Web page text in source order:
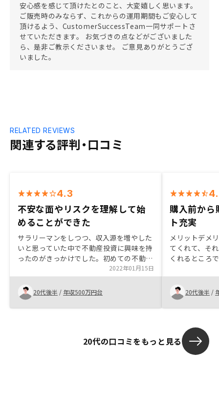
安心感を感じて頂けたとのこと、大変嬉しく思います。
ご販売時のみならず、これからの運用期間もご安心して
頂けるよう、CustomerSuccessTeam一同サポートさ
せていただきます。 お気づきの点などがございました
ら、是非ご教示くださいませ。 ご意見ありがとうござ
いました。
関連する評判・口コミ
RELATED REVIEWS
4.3
不安な面やリスクを理解して始
めることができた
サラリーマンをしつつ、収入源を増やした
いと思っていた中で不動産投資に興味を持
ったのがきっかけでした。初めての不動産
投資でしたが、担当の方の丁寧な説明を聞
き、不安な面やリスクを理解して始めるこ
とができました。
2022年01月15日
20代後半 / 年収500万円台
購入前から
ト充実
メリットデメ
てくれて、そ
くれるところ
わかりやすく
とてもありが
20代後半 /
20代の口コミをもっと見る